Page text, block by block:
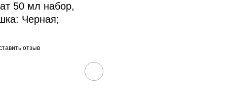
50 мл набор,
Черная;
отзыв